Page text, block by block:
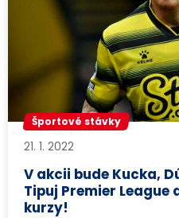
Športové stávky
21. 1. 2022
V akcii bude Kucka,
Tipuj Premier League
kurzy!